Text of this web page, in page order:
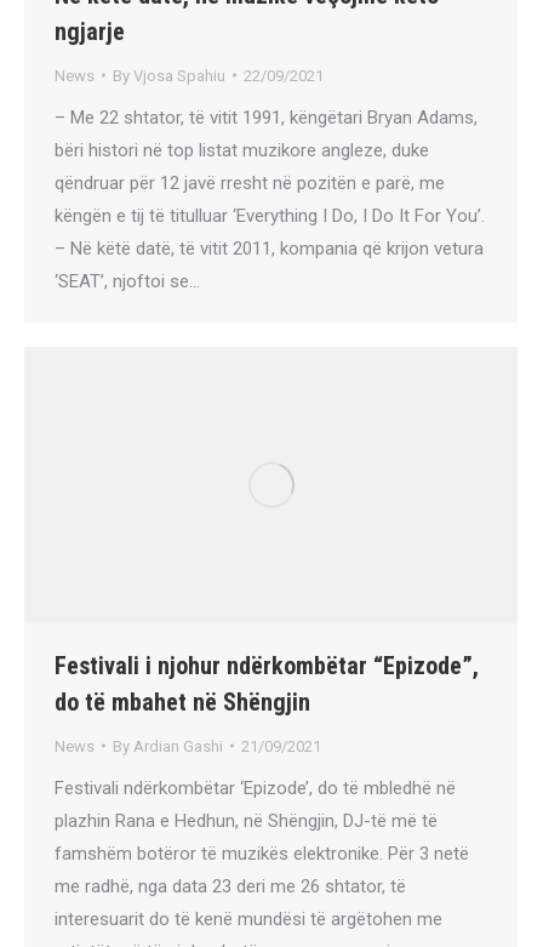
ngjarje
News By Vjosa Spahiu 22/09/2021
– Me 22 shtator, të vitit 1991, këngëtari Bryan Adams,
bëri histori në top listat muzikore angleze, duke
qëndruar për 12 javë rresht në pozitën e parë, me
këngën e tij të titulluar ‘Everything I Do, I Do It For You’.
– Në këtë datë, të vitit 2011, kompania që krijon vetura
‘SEAT’, njoftoi se…
Festivali i njohur ndërkombëtar “Epizode”,
do të mbahet në Shëngjin
News By Ardian Gashi 21/09/2021
Festivali ndërkombëtar ‘Epizode’, do të mbledhë në
plazhin Rana e Hedhun, në Shëngjin, DJ-të më të
famshëm botëror të muzikës elektronike. Për 3 netë
me radhë, nga data 23 deri me 26 shtator, të
interesuarit do të kenë mundësi të argëtohen me